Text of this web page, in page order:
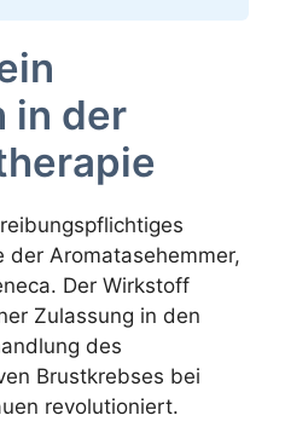
in der
der Aromatasehemmer,
Der Wirkstoff
Zulassung in den
des
Brustkrebses bei
revolutioniert.